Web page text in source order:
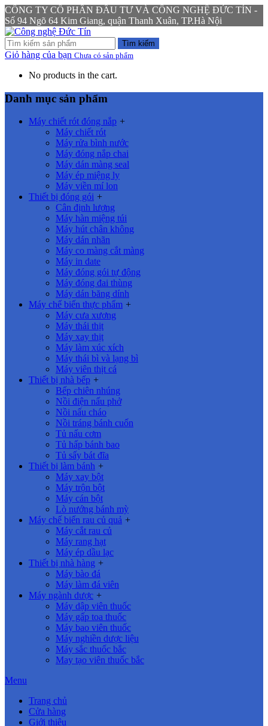
CÔNG TY CỔ PHẦN ĐẦU TƯ VÀ CÔNG NGHỆ ĐỨC TÍN -
Số 94 Ngõ 64 Kim Giang, quận Thanh Xuân, TP.Hà Nội
Tìm kiếm
Giỏ hàng của bạn Chưa có sản phẩm
No products in the cart.
Danh mục sản phẩm
Máy chiết rót đóng nắp +
Máy chiết rót
Máy rửa bình nước
Máy đóng nắp chai
Máy dán màng seal
Máy ép miệng ly
Máy viền mí lon
Thiết bị đóng gói +
Cân định lượng
Máy hàn miệng túi
Máy hút chân không
Máy dán nhãn
Máy co màng cắt màng
Máy in date
Máy đóng gói tự động
Máy đóng đai thùng
Máy dán băng dính
Máy chế biến thực phẩm +
Máy cưa xương
Máy thái thịt
Máy xay thịt
Máy làm xúc xích
Máy thái bì và lạng bì
Máy viên thịt cá
Thiết bị nhà bếp +
Bếp chiên nhúng
Nồi điện nấu phở
Nồi nấu cháo
Nồi tráng bánh cuốn
Tủ nấu cơm
Tủ hấp bánh bao
Tủ sấy bát đĩa
Thiết bị làm bánh +
Máy xay bột
Máy trộn bột
Máy cán bột
Lò nướng bánh mỳ
Máy chế biến rau củ quả +
Máy cắt rau củ
Máy rang hạt
Máy ép dầu lạc
Thiết bị nhà hàng +
Máy bào đá
Máy làm đá viên
Máy ngành dược +
Máy dập viên thuốc
Máy gấp toa thuốc
Máy bao viên thuốc
Máy nghiền dược liệu
Máy sắc thuốc bắc
May tạo viên thuốc bắc
Menu
Trang chủ
Cửa hàng
Giới thiệu